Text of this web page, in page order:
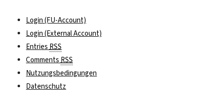
Login (FU-Account)
Login (External Account)
EntriesRSS
CommentsRSS
Nutzungsbedingungen
Datenschutz